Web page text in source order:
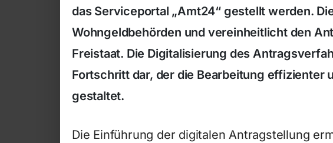
das Serviceportal „Amt24“ gestellt werden.
Wohngeldbehörden und vereinheitlicht den
Freistaat. Die Digitalisierung des
Fortschritt dar, der die Bearbeitung effizienter
gestaltet.
Die Einführung der digitalen Antragstellung